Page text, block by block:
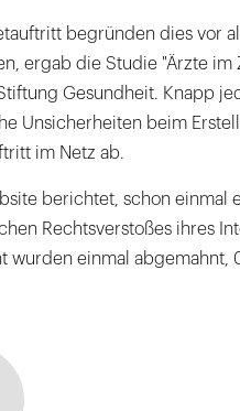
begründen dies vor
ergab die Studie "Ärzte im
Gesundheit. Knapp
Unsicherheiten beim
im Netz ab.
berichtet, schon einmal
Rechtsverstoßes ihres
wurden einmal abgemahnt,